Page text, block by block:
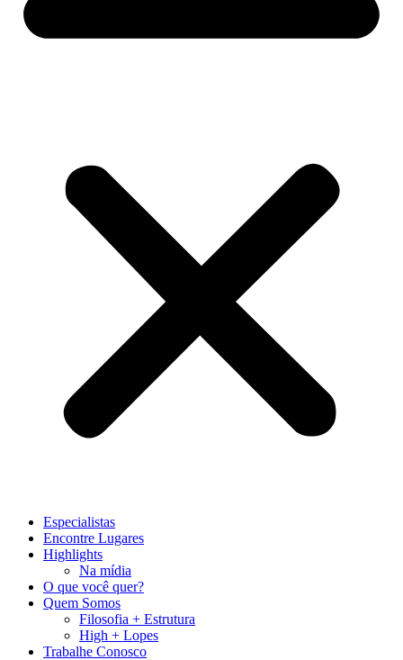
Especialistas
Encontre Lugares
Highlights
Na mídia
O que você quer?
Quem Somos
Filosofia + Estrutura
High + Lopes
Trabalhe Conosco